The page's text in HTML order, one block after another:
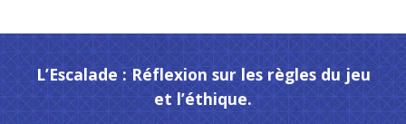
L’Escalade : Réflexion sur les règles du jeu
et l’éthique.